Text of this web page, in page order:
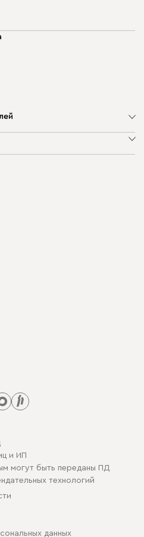
и ИП
могут быть переданы ПД
технологий
данных